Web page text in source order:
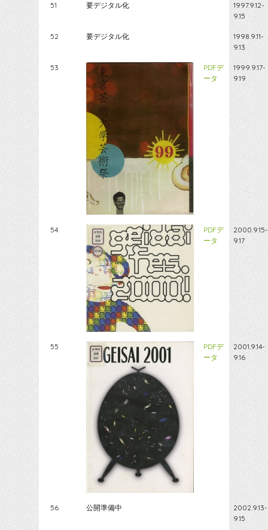
51 要デジタル化
1997.9.12-
9.15
52 要デジタル化
1998.9.11-
9.13
53
PDFデ
ータ
1999.9.17-
9.19
54
PDFデ
ータ
2000.9.15-
9.17
55
PDFデ
ータ
2001.9.14-
9.16
56 公開準備中
2002.9.13-
9.15